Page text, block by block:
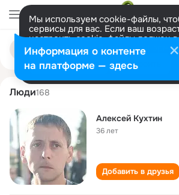
Мы используем cookie-файлы,
сервисы для вас. Если ваш
настроить cookie-файлы должен
представитель. Больше
Разрешить все Настроить
Поиск
людям
aleksey kukhtin
Люди168
Алексей Кухтин
36 лет
Добавить в друзья
Информация о контенте
на платформе — здесь